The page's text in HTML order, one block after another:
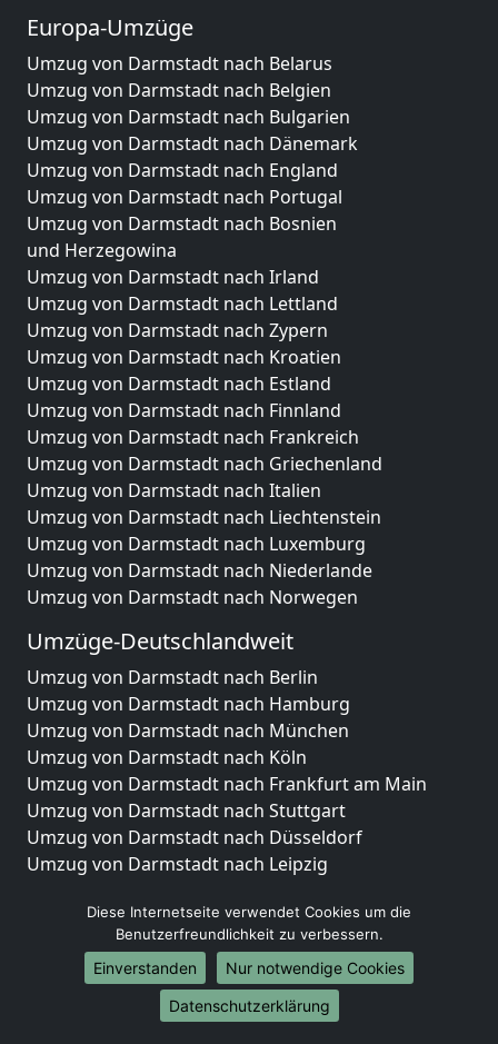
Europa-Umzüge
Umzug von Darmstadt nach Belarus
Umzug von Darmstadt nach Belgien
Umzug von Darmstadt nach Bulgarien
Umzug von Darmstadt nach Dänemark
Umzug von Darmstadt nach England
Umzug von Darmstadt nach Portugal
Umzug von Darmstadt nach Bosnien
und Herzegowina
Umzug von Darmstadt nach Irland
Umzug von Darmstadt nach Lettland
Umzug von Darmstadt nach Zypern
Umzug von Darmstadt nach Kroatien
Umzug von Darmstadt nach Estland
Umzug von Darmstadt nach Finnland
Umzug von Darmstadt nach Frankreich
Umzug von Darmstadt nach Griechenland
Umzug von Darmstadt nach Italien
Umzug von Darmstadt nach Liechtenstein
Umzug von Darmstadt nach Luxemburg
Umzug von Darmstadt nach Niederlande
Umzug von Darmstadt nach Norwegen
Umzüge-Deutschlandweit
Umzug von Darmstadt nach Berlin
Umzug von Darmstadt nach Hamburg
Umzug von Darmstadt nach München
Umzug von Darmstadt nach Köln
Umzug von Darmstadt nach Frankfurt am Main
Umzug von Darmstadt nach Stuttgart
Umzug von Darmstadt nach Düsseldorf
Umzug von Darmstadt nach Leipzig
Umzug von Darmstadt nach Essen
Umzug von Darmstadt nach Bremen
Umzug von Darmstadt nach Dresden
Umzug von Darmstadt nach Hannover
Umzug von Darmstadt nach Nürnberg
Diese Internetseite verwendet Cookies um die
Benutzerfreundlichkeit zu verbessern.
Einverstanden
Nur notwendige Cookies
Datenschutzerklärung